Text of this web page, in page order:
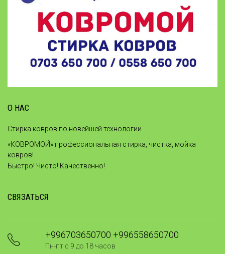
О НАС
Стирка ковров по новейшей технологии
«КОВРОМОЙ» профессиональная стирка, чистка, мойка
ковров!
Быстро! Чисто! Качественно!
СВЯЗАТЬСЯ
+996703650700 +996558650700
Пн-пт с 9 до 18 часов